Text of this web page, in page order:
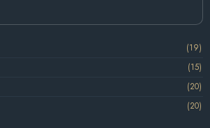
(19)
(15)
(20)
(20)